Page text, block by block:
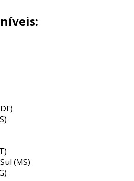
significativa,
cargas e
variados.
dos cabos, a
c também é uma
pois reduz o tempo de
sua
seja amplamente
prédios comerciais e
eficiente dos cabos
para o bom
elétricas.
da eletrocalha
(MS)